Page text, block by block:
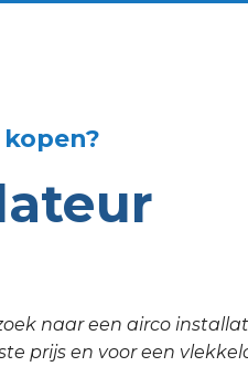
naar een airco
prijs en voor een